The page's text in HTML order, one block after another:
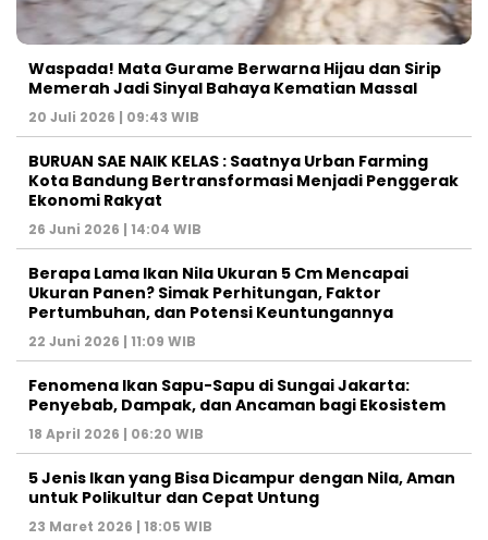
Waspada! Mata Gurame Berwarna Hijau dan Sirip
Memerah Jadi Sinyal Bahaya Kematian Massal
20 Juli 2026 | 09:43 WIB
BURUAN SAE NAIK KELAS : Saatnya Urban Farming
Kota Bandung Bertransformasi Menjadi Penggerak
Ekonomi Rakyat
26 Juni 2026 | 14:04 WIB
Berapa Lama Ikan Nila Ukuran 5 Cm Mencapai
Ukuran Panen? Simak Perhitungan, Faktor
Pertumbuhan, dan Potensi Keuntungannya
22 Juni 2026 | 11:09 WIB
Fenomena Ikan Sapu-Sapu di Sungai Jakarta:
Penyebab, Dampak, dan Ancaman bagi Ekosistem
18 April 2026 | 06:20 WIB
5 Jenis Ikan yang Bisa Dicampur dengan Nila, Aman
untuk Polikultur dan Cepat Untung
23 Maret 2026 | 18:05 WIB